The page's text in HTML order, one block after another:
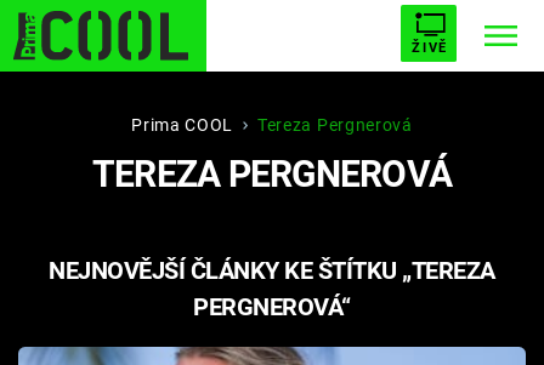
ŽIVĚ
STARHOUSE BUFFY, PŘEMOŽITELKA UPÍRŮ
PLNEJ KOTEL AVENGERS 5
Prima COOL Tereza Pergnerová
TEREZA PERGNEROVÁ
NEJNOVĚJŠÍ ČLÁNKY KE ŠTÍTKU „TEREZA
PERGNEROVÁ“